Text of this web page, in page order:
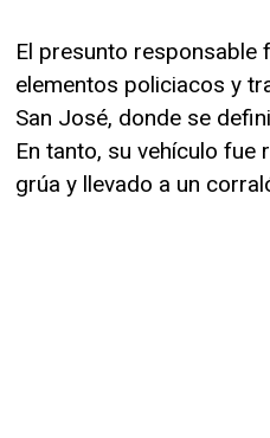
El presunto responsable
elementos policiacos y
San José, donde se
En tanto, su vehículo fue
grúa y llevado a un